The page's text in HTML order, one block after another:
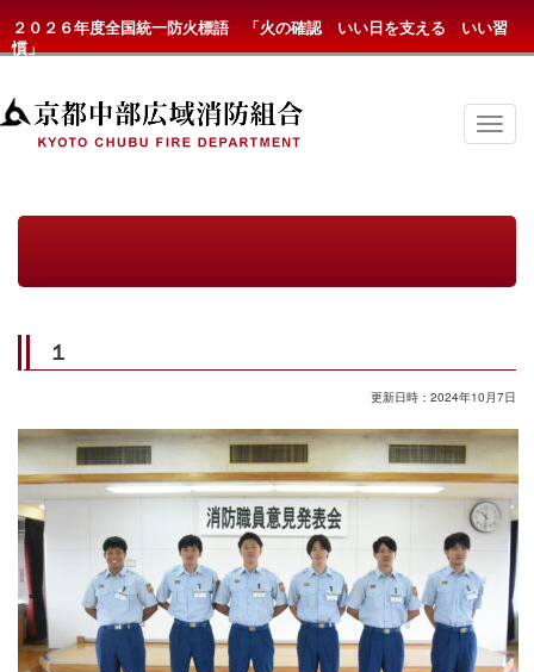
２０２６年度全国統一防火標語 「火の確認 いい日を支える いい習
慣」
京
都
組
ニ
ュ
ー
１
更新日時：2024年10月7日